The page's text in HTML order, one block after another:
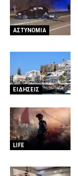
ΑΣΤΥΝΟΜΙΑ
ΕΙΔΗΣΕΙΣ
LIFE